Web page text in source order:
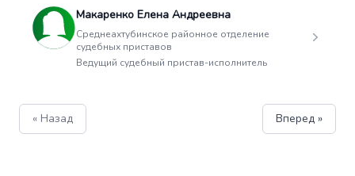
Макаренко Елена Андреевна
Среднеахтубинское районное отделение
судебных приставов
Ведущий судебный пристав-исполнитель
« Назад Вперед »